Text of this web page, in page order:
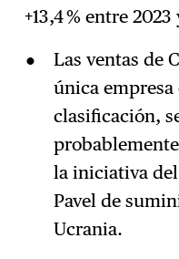
+13,4 % entre 2023
Las ventas de
única
clasificación,
la iniciativa
Pavel de
Ucrania.